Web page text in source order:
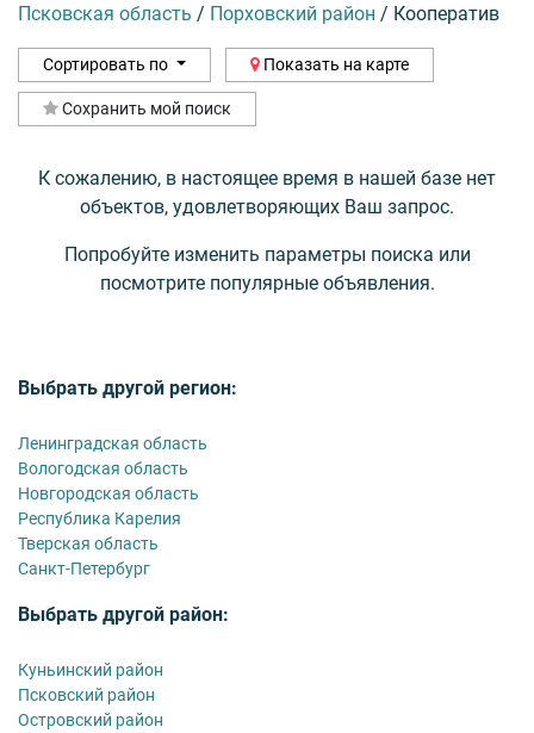
Псковская область / Порховский район / Кооператив
Сортировать по Показать на карте
Сохранить мой поиск
К сожалению, в настоящее время в нашей базе нет
объектов, удовлетворяющих Ваш запрос.
Попробуйте изменить параметры поиска или
посмотрите популярные объявления.
Выбрать другой регион:
Ленинградская область
Вологодская область
Новгородская область
Республика Карелия
Тверская область
Санкт-Петербург
Выбрать другой район:
Куньинский район
Псковский район
Островский район